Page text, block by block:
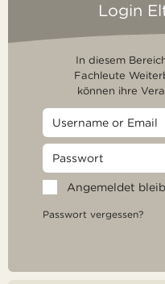
Login
In diesem
Fachleute
können ihre
Angemeldet
Passwort vergessen?